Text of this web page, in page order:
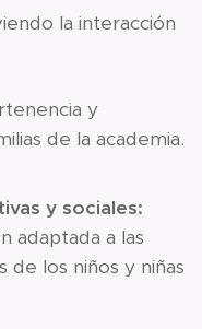
la interacción
y
de la academia.
y sociales:
adaptada a las
de los niños y niñas